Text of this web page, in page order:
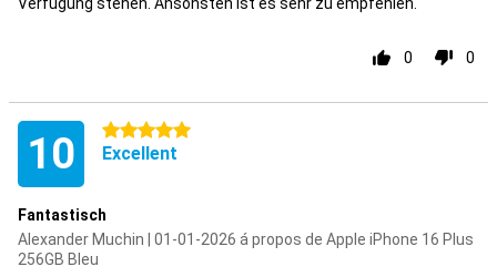
0 0
10 5 étoiles
Excellent
Fantastisch
Alexander Muchin | 01-01-2026 á propos de Apple iPhone 16 Plus
256GB Bleu